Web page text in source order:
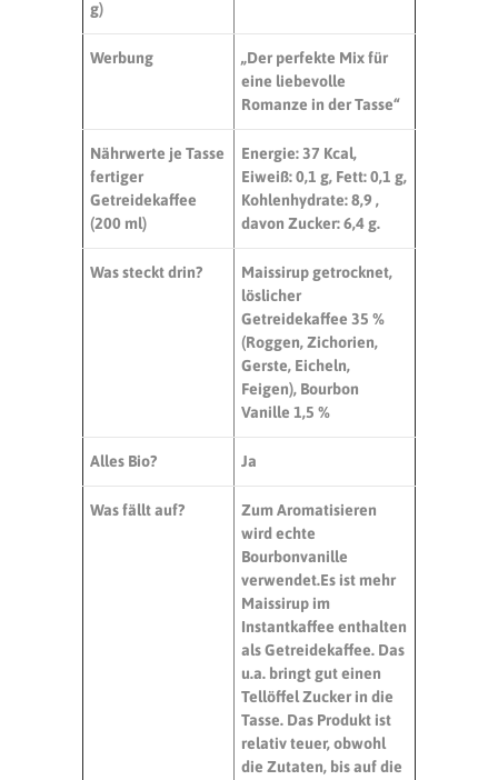
g)
Werbung
„Der perfekte Mix für
eine liebevolle
Romanze in der Tasse“
Nährwerte je Tasse
fertiger
Getreidekaffee
(200 ml)
Energie: 37 Kcal,
Eiweiß:0,1 g, Fett:0,1 g,
Kohlenhydrate: 8,9 ,
davon Zucker:6,4 g.
Was steckt drin?
Maissirup getrocknet,
löslicher
Getreidekaffee 35 %
(Roggen, Zichorien,
Gerste, Eicheln,
Feigen), Bourbon
Vanille 1,5 %
Alles Bio? Ja
Was fällt auf?
Zum Aromatisieren
wird echte
Bourbonvanille
verwendet.Es ist mehr
Maissirup im
Instantkaffee enthalten
als Getreidekaffee. Das
u.a. bringt gut einen
Tellöffel Zucker in die
Tasse. Das Produkt ist
relativ teuer, obwohl
die Zutaten, bis auf die